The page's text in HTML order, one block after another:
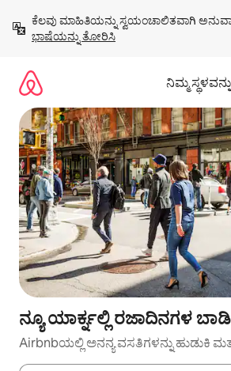
ಹೋಗಿ
ಕೆಲವು ಮಾಹಿತಿಯನ್ನು ಸ್ವಯಂಚಾಲಿತವಾಗಿ
ಭಾಷೆಯನ್ನು ತೋರಿಸಿ
ನಿಮ್ಮ
ನ್ಯೂ ಯಾರ್ಕ್ನಲ್ಲಿ ರಜಾದಿನಗಳ
Airbnbಯಲ್ಲಿ ಅನನ್ಯ ವಸತಿಗಳನ್ನು ಹುಡುಕಿ